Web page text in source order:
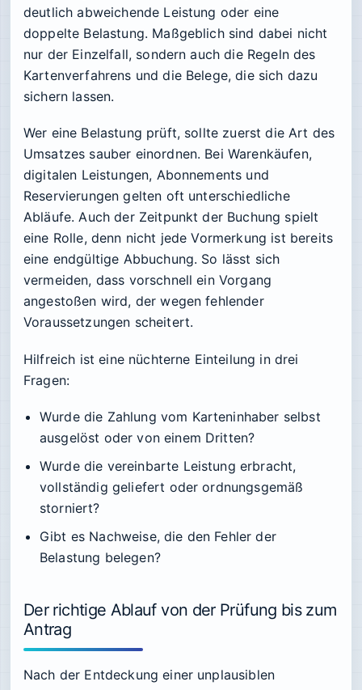
deutlich abweichende Leistung oder eine
doppelte Belastung. Maßgeblich sind dabei nicht
nur der Einzelfall, sondern auch die Regeln des
Kartenverfahrens und die Belege, die sich dazu
sichern lassen.
Wer eine Belastung prüft, sollte zuerst die Art des
Umsatzes sauber einordnen. Bei Warenkäufen,
digitalen Leistungen, Abonnements und
Reservierungen gelten oft unterschiedliche
Abläufe. Auch der Zeitpunkt der Buchung spielt
eine Rolle, denn nicht jede Vormerkung ist bereits
eine endgültige Abbuchung. So lässt sich
vermeiden, dass vorschnell ein Vorgang
angestoßen wird, der wegen fehlender
Voraussetzungen scheitert.
Hilfreich ist eine nüchterne Einteilung in drei
Fragen:
Wurde die Zahlung vom Karteninhaber selbst
ausgelöst oder von einem Dritten?
Wurde die vereinbarte Leistung erbracht,
vollständig geliefert oder ordnungsgemäß
storniert?
Gibt es Nachweise, die den Fehler der
Belastung belegen?
Der richtige Ablauf von der Prüfung bis zum
Antrag
Nach der Entdeckung einer unplausiblen